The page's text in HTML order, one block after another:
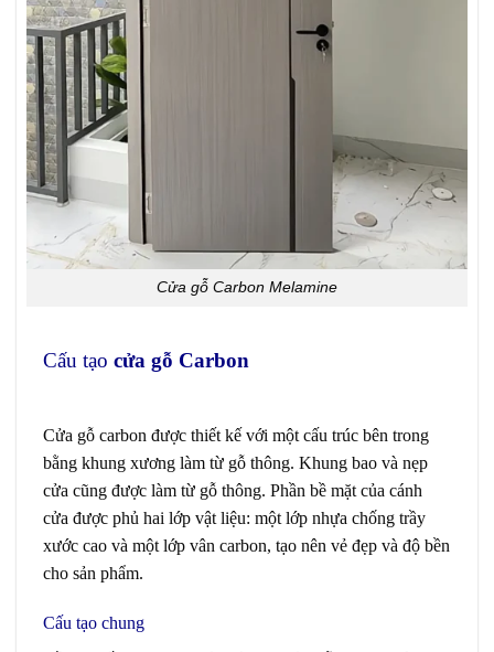
Cửa gỗ Carbon Melamine
Cấu tạo cửa gỗ Carbon
Cửa gỗ carbon được thiết kế với một cấu trúc bên trong
bằng khung xương làm từ gỗ thông. Khung bao và nẹp
cửa cũng được làm từ gỗ thông. Phần bề mặt của cánh
cửa được phủ hai lớp vật liệu: một lớp nhựa chống trầy
xước cao và một lớp vân carbon, tạo nên vẻ đẹp và độ bền
cho sản phẩm.
Cấu tạo chung